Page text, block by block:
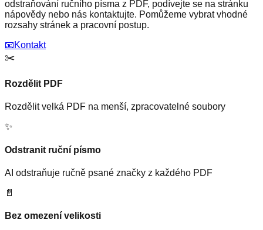
odstraňování ručního písma z PDF, podívejte se na stránku
nápovědy nebo nás kontaktujte. Pomůžeme vybrat vhodné
rozsahy stránek a pracovní postup.
📧Kontakt
✂️
Rozdělit PDF
Rozdělit velká PDF na menší, zpracovatelné soubory
✨
Odstranit ruční písmo
AI odstraňuje ručně psané značky z každého PDF
📄
Bez omezení velikosti